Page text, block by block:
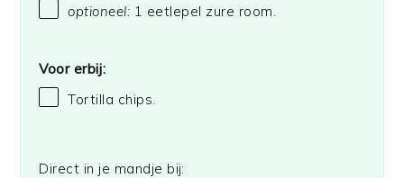
optioneel: 1 eetlepel zure room.
Voor erbij:
Tortilla chips.
Direct in je mandje bij: